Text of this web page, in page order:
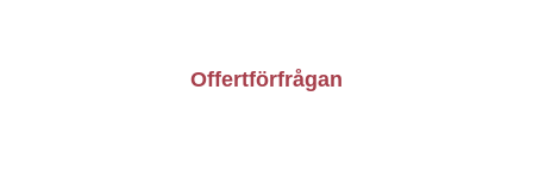
Offertförfrågan